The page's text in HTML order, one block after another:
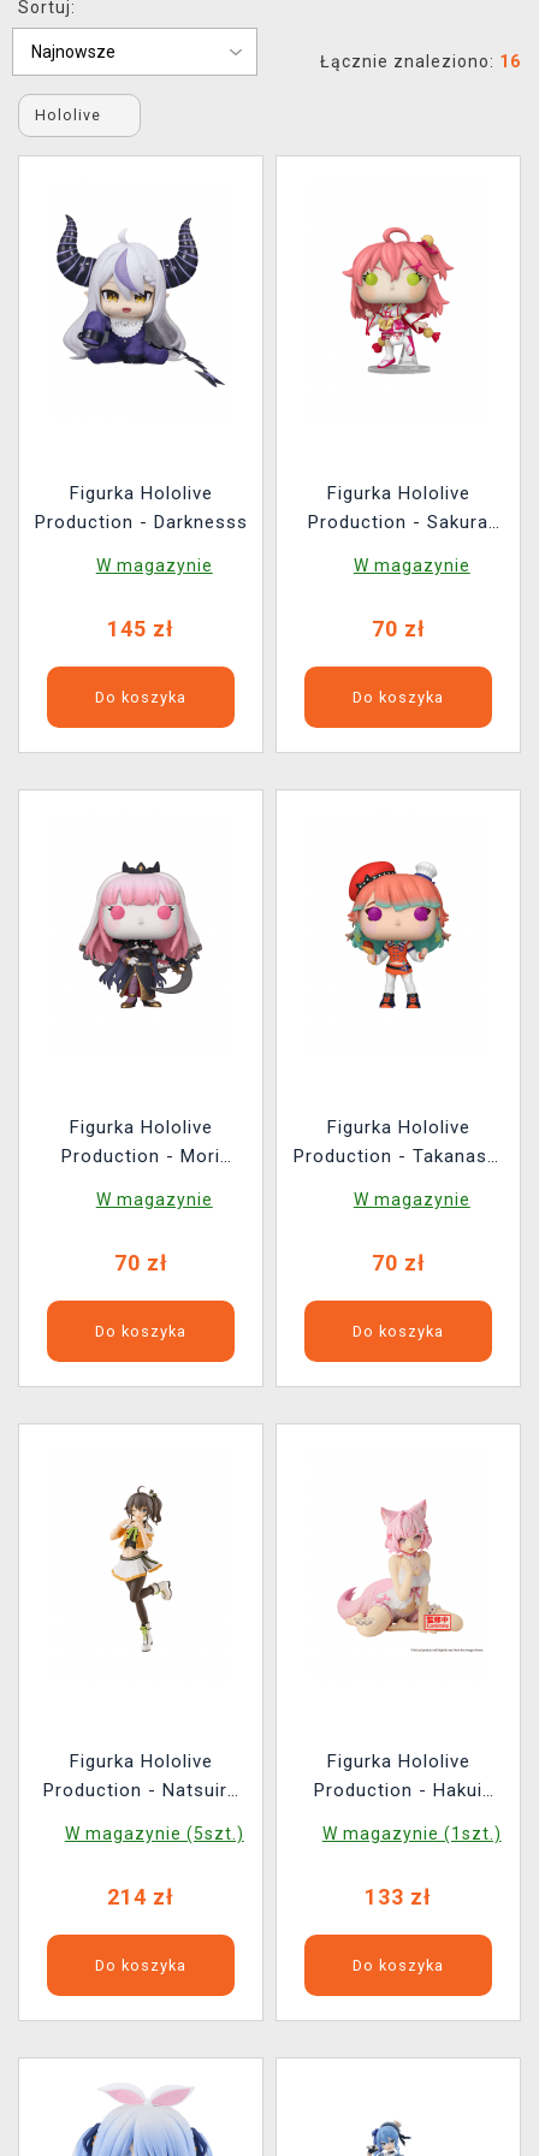
XZONE KLUB
Sortuj:
Łącznie znaleziono: 16
Hololive
Figurka Hololive
Production - Darknesss
W magazynie
145 zł
Do koszyka
Figurka Hololive
Production - Sakura
Animation 2294)
W magazynie
70 zł
Do koszyka
Figurka Hololive
Production - Mori
Animation 2292)
W magazynie
70 zł
Do koszyka
Figurka Hololive
Production - Takanashi
Animation 2293)
W magazynie
70 zł
Do koszyka
Figurka Hololive
Production - Natsuiro
Company)
W magazynie (5szt.)
214 zł
Do koszyka
Figurka Hololive
Production - Hakui
W magazynie (1szt.)
133 zł
Do koszyka